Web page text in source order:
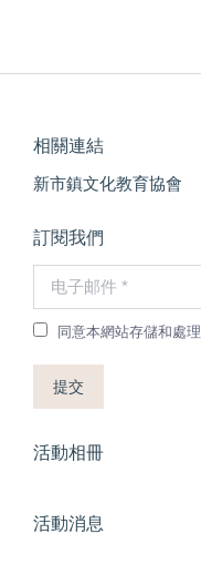
相關連結
新市鎮文化教育協會
訂閱我們
电子邮件 *
同意本網站存儲和處理
提交
活動相冊
活動消息